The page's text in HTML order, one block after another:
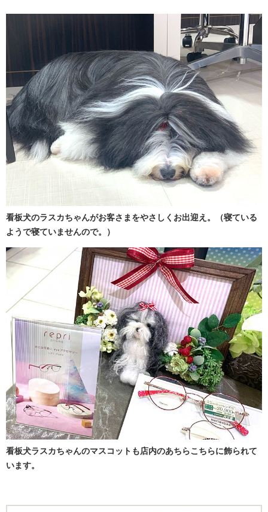
看板犬のラスカちゃんがお客さまをやさしくお出迎え。（寝ている
ようで寝ていませんので。）
看板犬ラスカちゃんのマスコットも店内のあちらこちらに飾られて
います。